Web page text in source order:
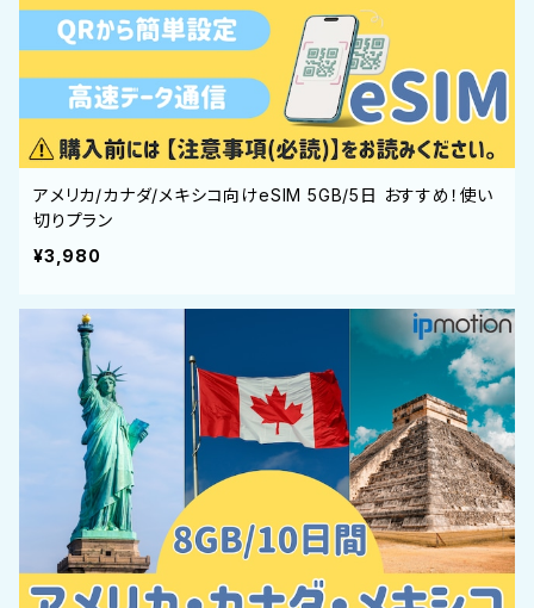
アメリカ/カナダ/メキシコ向けeSIM 5GB/5日 おすすめ！使い
切りプラン
¥3,980